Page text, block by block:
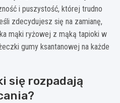
i puszystość, której trudno
zdecydujesz się na zamianę,
mąki ryżowej z mąką tapioki w
gumy ksantanowej na każde
się rozpadają